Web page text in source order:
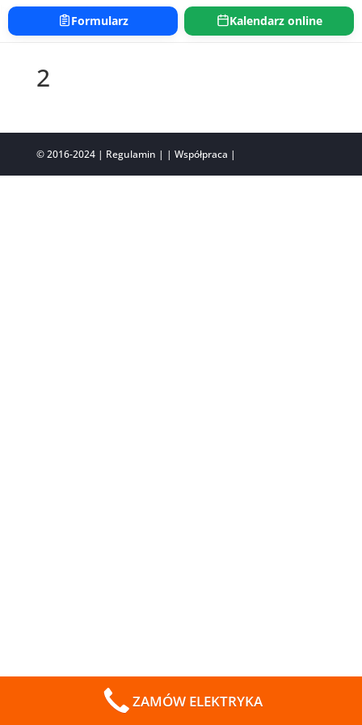
Formularz Kalendarz online
https://www.elektryk24h.com
2
© 2016-2024 | Regulamin | | Współpraca |
ZAMÓW ELEKTRYKA